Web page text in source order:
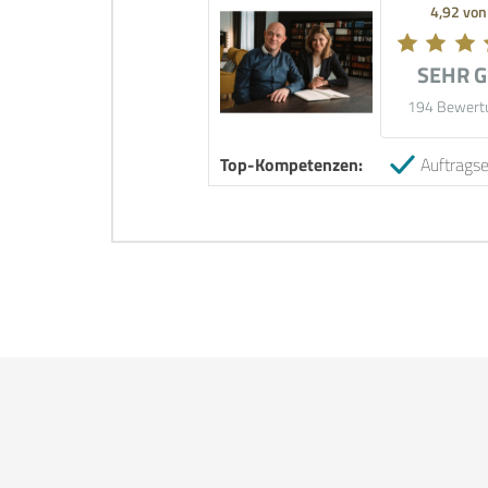
4,92
SEHR
194
Top-Kompetenzen: